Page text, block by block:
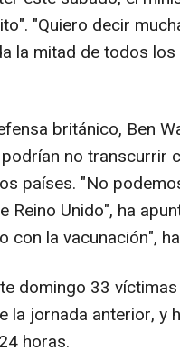
"Quiero decir
la mitad de todos
británico, Ben
no transcurrir
países. "No
Reino Unido", ha
la vacunación",
domingo 33
la jornada anterior, y
horas.